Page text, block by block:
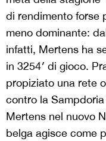
di rendimento forse
meno dominante:
infatti, Mertens ha
in 3254′ di gioco.
propiziato una rete
contro la
Mertens nel nuovo
belga agisce come